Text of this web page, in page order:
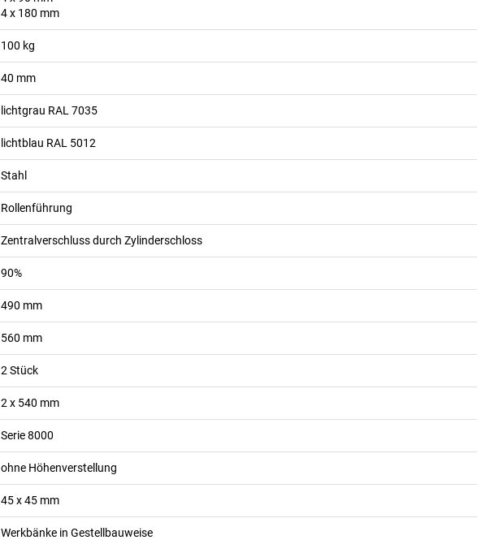
4 x 180 mm
100 kg
40 mm
lichtgrau RAL 7035
lichtblau RAL 5012
Stahl
Rollenführung
Zentralverschluss durch Zylinderschloss
90%
490 mm
560 mm
2 Stück
2 x 540 mm
Serie 8000
ohne Höhenverstellung
45 x 45 mm
Werkbänke in Gestellbauweise